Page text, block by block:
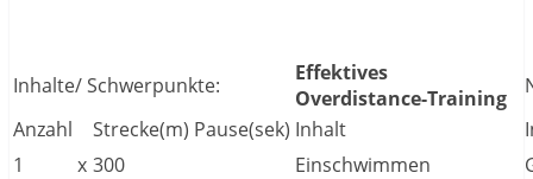
Inhalte/ Schwerpunkte:
Effektives
Overdistance-Training
Anzahl
Strecke(m) Pause(sek) Inhalt
1
x 300 Einschwimmen